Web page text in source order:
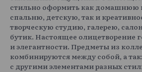
Kilimanjaro 05 Kilimanjaro 06
Показать еще
Aleks
стильно оформить как домашнюю
спальню, детскую, так и
творческую студию, галерею,
бутик. Настоящее олицетворение
и элегантности. Предметы из
комбинируются между собой, а
с другими элементами разных